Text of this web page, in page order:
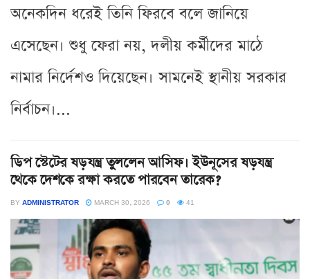
অনেকদিন ধরেই তিনি ফিরবে বলে জানিয়ে
এসেছেন। শুধু ফেরা নয়, দলীয় কর্মীদের মাঠে
নামার নির্দেশও দিয়েছেন। সামনেই স্থানীয় সরকার
নির্বাচন।...
ডিপ স্টেটের ষড়যন্ত্র তুললেন আসিফ। ইউনূসের ষড়যন্ত্র
থেকে দেশকে রক্ষা করতে পারবেন তারেক?
BY ADMINISTRATOR MARCH 30, 2026 0 41